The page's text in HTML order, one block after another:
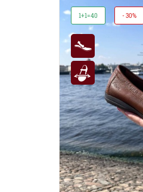
1+1=40 - 30%